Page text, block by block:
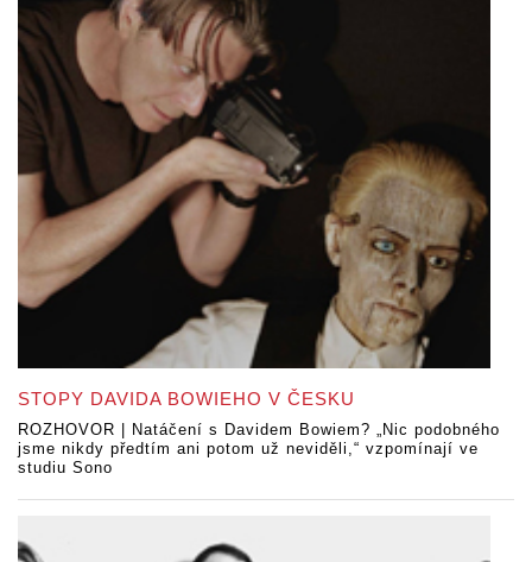
STOPY DAVIDA BOWIEHO V ČESKU
ROZHOVOR | Natáčení s Davidem Bowiem? „Nic podobného
jsme nikdy předtím ani potom už neviděli,“ vzpomínají ve
studiu Sono